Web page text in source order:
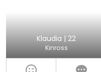
Klaudia | 22
Kinross